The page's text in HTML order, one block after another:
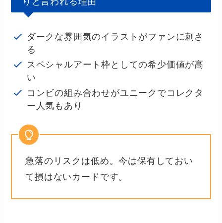
ダークな雰囲気のイラストがファンに刺さ
る
スペシャルアート枠としての希少価値が高
い
コンビの組み合わせがユニークでコレクタ
ー人気もあり
急落のリスクは低め。今は保有しておい
て損はないカードです。